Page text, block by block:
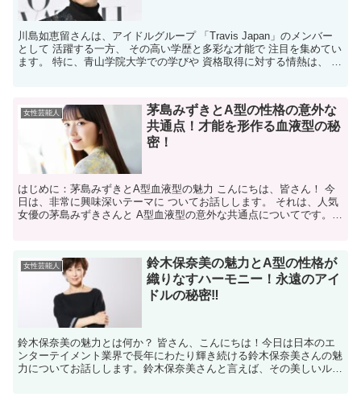
川島如恵留さんは、アイドルグループ 「Travis Japan」のメンバー
として 活躍する一方、 その高い学歴と多彩な才能で 注目を集めてい
ます。 特に、青山学院大学での学びや 資格取得に対する情熱は、 多
女性芸能人
茅島みずきとA型の性格の意外な
共通点！才能を形作る血液型の秘
密！
はじめに：茅島みずきとA型血液型の魅力 こんにちは、皆さん！ 今
日は、非常に興味深いテーマに ついてお話しします。 それは、人気
女優の茅島みずきさんと A型血液型の意外な共通点についてです。
女性芸能人
鈴木保奈美の魅力とA型の性格が
織りなすハーモニー！永遠のアイ
ドルの秘密‼
鈴木保奈美の魅力とは何か？ 皆さん、こんにちは！今日は日本のエ
ンターテイメント業界で長年にわたり輝き続ける鈴木保奈美さんの魅
力についてお話しします。鈴木保奈美さんと言えば、その美しいルッ